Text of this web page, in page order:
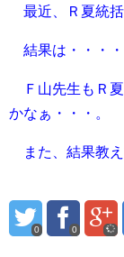
最近、Ｒ夏統括
結果は・・・・
Ｆ山先生もＲ
かなぁ・・・。
また、結果教
0 0